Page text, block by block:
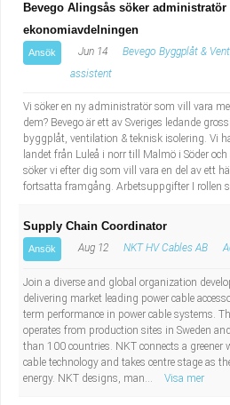
Bevego Alingsås söker administratör
ekonomiavdelningen
Ansök Jun 14 Bevego Byggplåt &
assistent
Vi söker en ny administratör som vill vara
dem? Bevego är ett av Sveriges ledande
byggplåt, ventilation & teknisk isolering. Vi
landet från Luleå i norr till Malmö i Söder
söker vi efter dig som vill vara en del av ett
fortsatta framgång. Arbetsuppgifter I rollen
Supply Chain Coordinator
Ansök Aug 12 NKT HV Cables AB
Join a diverse and global organization
delivering market leading power cable
term performance in power cable systems.
operates from production sites in Sweden
than 100 countries. NKT connects a
cable technology and takes centre stage as
energy. NKT designs, man...
Visa mer